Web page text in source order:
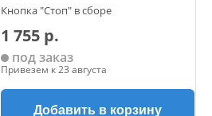
Кнопка "Стоп" в сборе
1 755 р.
под заказ
Привезем к 23 августа
Добавить в корзину